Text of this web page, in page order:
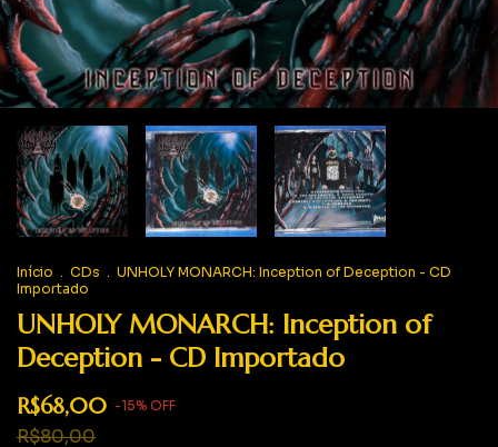
Início . CDs . UNHOLY MONARCH: Inception of Deception - CD
Importado
UNHOLY MONARCH: Inception of
Deception - CD Importado
R$68,00 -15% OFF
R$80,00